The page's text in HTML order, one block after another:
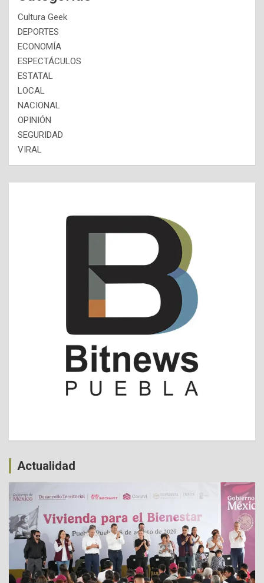
Cultura Geek
DEPORTES
ECONOMÍA
ESPECTÁCULOS
ESTATAL
LOCAL
NACIONAL
OPINIÓN
SEGURIDAD
VIRAL
Actualidad